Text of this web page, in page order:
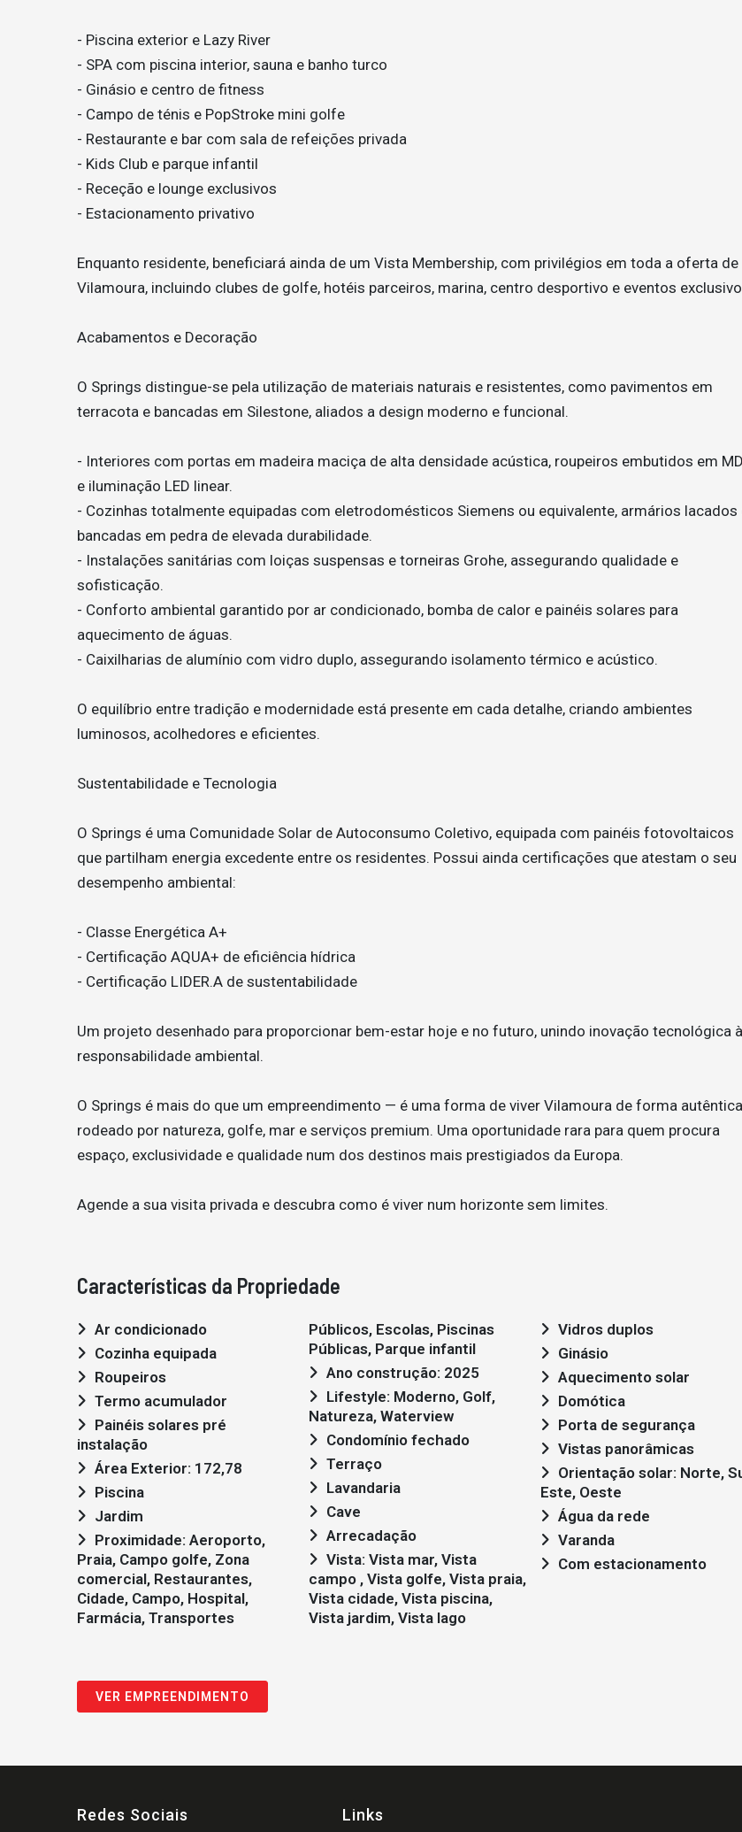
- Piscina exterior e Lazy River
- SPA com piscina interior, sauna e banho turco
- Ginásio e centro de fitness
- Campo de ténis e PopStroke mini golfe
- Restaurante e bar com sala de refeições privada
- Kids Club e parque infantil
- Receção e lounge exclusivos
- Estacionamento privativo
Enquanto residente, beneficiará ainda de um Vista Membership, com privilégios em toda a oferta de
Vilamoura, incluindo clubes de golfe, hotéis parceiros, marina, centro desportivo e eventos
Acabamentos e Decoração
O Springs distingue-se pela utilização de materiais naturais e resistentes, como pavimentos em
terracota e bancadas em Silestone, aliados a design moderno e funcional.
- Interiores com portas em madeira maciça de alta densidade acústica, roupeiros embutidos em
e iluminação LED linear.
- Cozinhas totalmente equipadas com eletrodomésticos Siemens ou equivalente, armários lacados
bancadas em pedra de elevada durabilidade.
- Instalações sanitárias com loiças suspensas e torneiras Grohe, assegurando qualidade e
sofisticação.
- Conforto ambiental garantido por ar condicionado, bomba de calor e painéis solares para
aquecimento de águas.
- Caixilharias de alumínio com vidro duplo, assegurando isolamento térmico e acústico.
O equilíbrio entre tradição e modernidade está presente em cada detalhe, criando ambientes
luminosos, acolhedores e eficientes.
Sustentabilidade e Tecnologia
O Springs é uma Comunidade Solar de Autoconsumo Coletivo, equipada com painéis fotovoltaicos
que partilham energia excedente entre os residentes. Possui ainda certificações que atestam o seu
desempenho ambiental:
- Classe Energética A+
- Certificação AQUA+ de eficiência hídrica
- Certificação LIDER.A de sustentabilidade
Um projeto desenhado para proporcionar bem-estar hoje e no futuro, unindo inovação tecnológica à
responsabilidade ambiental.
O Springs é mais do que um empreendimento — é uma forma de viver Vilamoura de forma
rodeado por natureza, golfe, mar e serviços premium. Uma oportunidade rara para quem procura
espaço, exclusividade e qualidade num dos destinos mais prestigiados da Europa.
Agende a sua visita privada e descubra como é viver num horizonte sem limites.
Características da Propriedade
Ar condicionado
Cozinha equipada
Roupeiros
Termo acumulador
instalação
Área Exterior: 172,78
Piscina
Jardim
Praia, Campo golfe, Zona
comercial, Restaurantes,
Cidade, Campo, Hospital,
Farmácia, Transportes
Públicos, Escolas, Piscinas
Públicas, Parque infantil
Ano construção: 2025
Natureza, Waterview
Condomínio fechado
Terraço
Lavandaria
Cave
Arrecadação
campo , Vista golfe, Vista praia,
Vista cidade, Vista piscina,
Vista jardim, Vista lago
Vidros duplos
Ginásio
Aquecimento solar
Domótica
Porta de segurança
Vistas panorâmicas
Este, Oeste
Água da rede
Varanda
Com estacionamento
VER EMPREENDIMENTO
Redes Sociais Links